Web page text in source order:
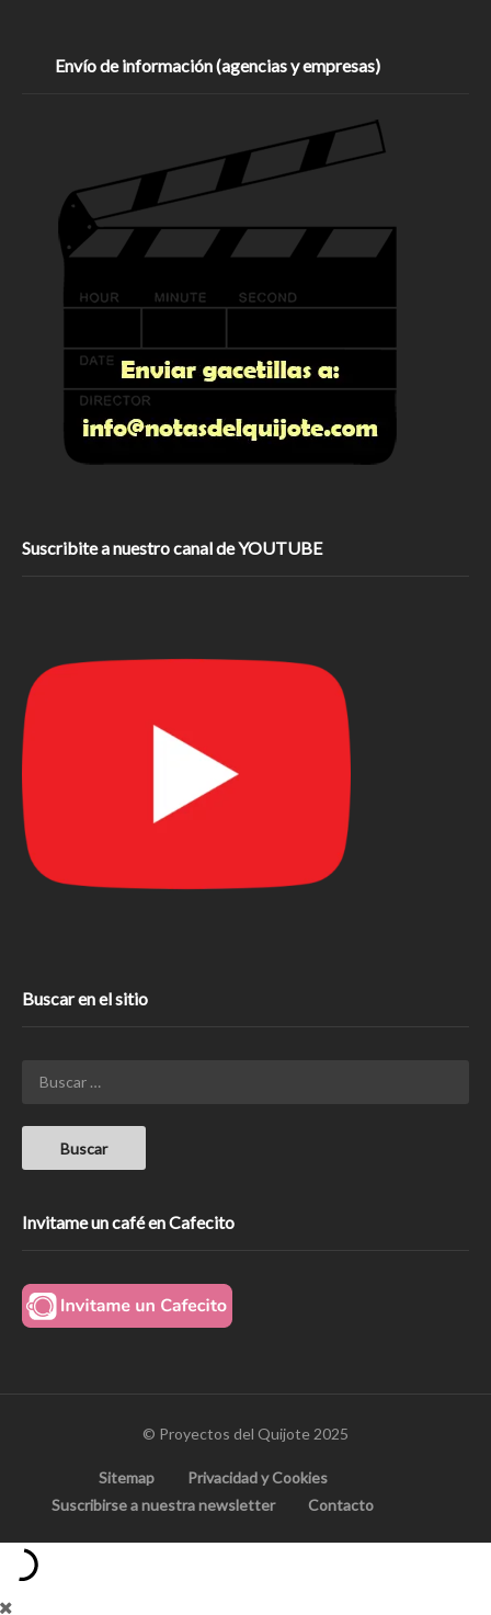
Envío de información (agencias y empresas)
Suscribite a nuestro canal de YOUTUBE
Buscar en el sitio
Invitame un café en Cafecito
© Proyectos del Quijote 2025
Sitemap
Privacidad y Cookies
Suscribirse a nuestra newsletter
Contacto